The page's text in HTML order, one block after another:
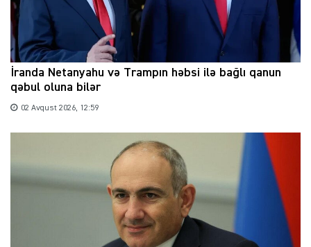
İranda Netanyahu və Trampın həbsi ilə bağlı qanun
qəbul oluna bilər
02 Avqust 2026, 12:59